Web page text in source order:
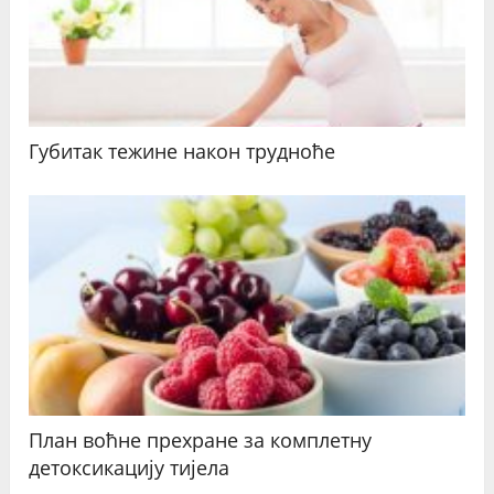
Губитак тежине након трудноће
План воћне прехране за комплетну
детоксикацију тијела